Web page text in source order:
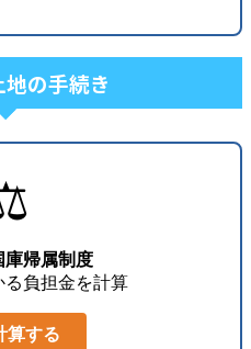
の手続き
庫帰属制度
る負担金を計算
する